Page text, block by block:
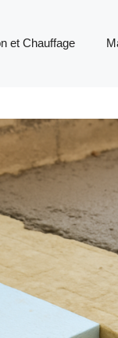
et Chauffage